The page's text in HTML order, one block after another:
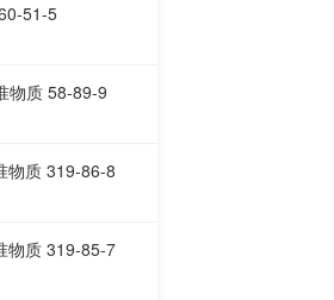
51-5
物质 58-89-9
物质 319-86-8
物质 319-85-7